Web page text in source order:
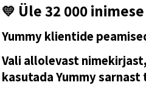
💛 Üle 32 000
Yummy klientide
Vali allolevast
kasutada Yummy